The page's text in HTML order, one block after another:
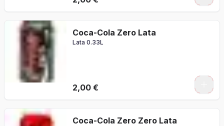
Coca-Cola Zero Lata
Lata 0.33L
2,00 €
Coca-Cola Zero Zero Lata